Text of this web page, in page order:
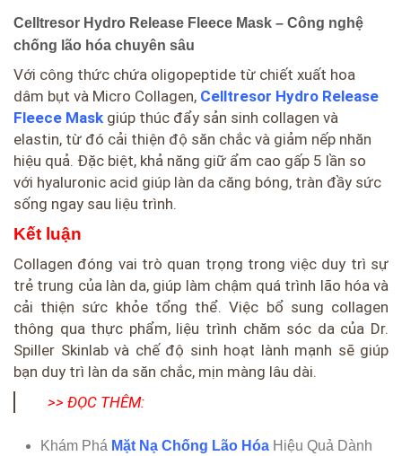
Celltresor Hydro Release Fleece Mask – Công nghệ
chống lão hóa chuyên sâu
Với công thức chứa oligopeptide từ chiết xuất hoa
dâm bụt và Micro Collagen, Celltresor Hydro Release
Fleece Mask giúp thúc đẩy sản sinh collagen và
elastin, từ đó cải thiện độ săn chắc và giảm nếp nhăn
hiệu quả. Đặc biệt, khả năng giữ ẩm cao gấp 5 lần so
với hyaluronic acid giúp làn da căng bóng, tràn đầy sức
sống ngay sau liệu trình.
Kết luận
Collagen đóng vai trò quan trọng trong việc duy trì sự
trẻ trung của làn da, giúp làm chậm quá trình lão hóa và
cải thiện sức khỏe tổng thể. Việc bổ sung collagen
thông qua thực phẩm, liệu trình chăm sóc da của Dr.
Spiller Skinlab và chế độ sinh hoạt lành mạnh sẽ giúp
bạn duy trì làn da săn chắc, mịn màng lâu dài.
>> ĐỌC THÊM:
Khám Phá Mặt Nạ Chống Lão Hóa Hiệu Quả Dành